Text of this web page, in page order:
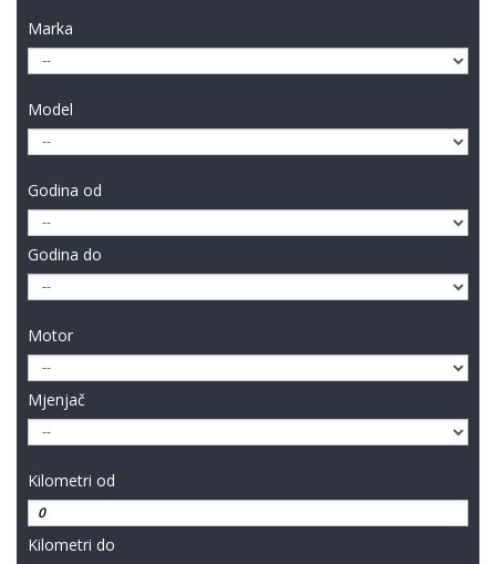
Marka
Model
Godina od
Godina do
Motor
Mjenjač
Kilometri od
Kilometri do